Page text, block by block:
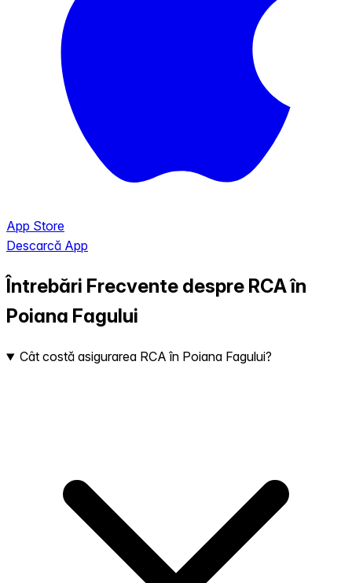
App Store
Descarcă App
Întrebări Frecvente despre RCA în
Poiana Fagului
Cât costă asigurarea RCA în Poiana Fagului?